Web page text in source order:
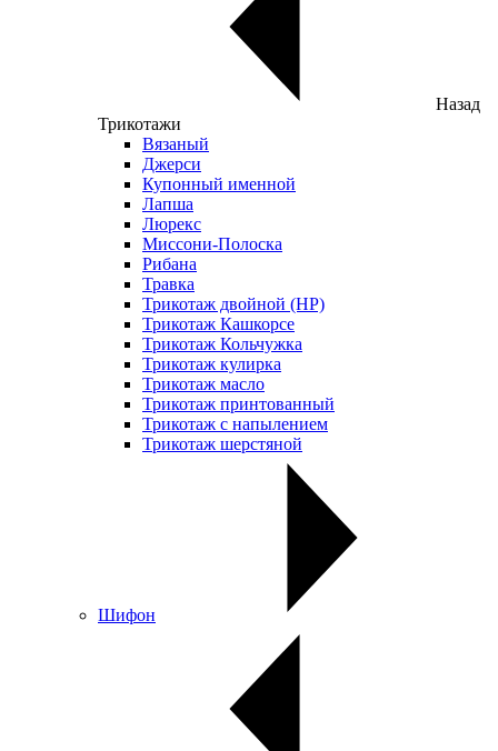
Назад
Трикотажи
Вязаный
Джерси
Купонный именной
Лапша
Люрекс
Миссони-Полоска
Рибана
Травка
Трикотаж двойной (НР)
Трикотаж Кашкорсе
Трикотаж Кольчужка
Трикотаж кулирка
Трикотаж масло
Трикотаж принтованный
Трикотаж с напылением
Трикотаж шерстяной
Шифон